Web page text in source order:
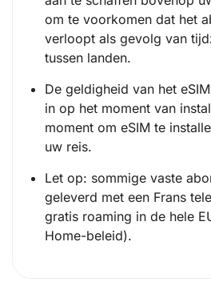
om te voorkomen dat het
verloopt als gevolg van
tussen landen.
De geldigheid van het
in op het moment van
moment om eSIM te
uw reis.
Let op: sommige vaste
geleverd met een Frans
gratis roaming in de hele
Home-beleid).